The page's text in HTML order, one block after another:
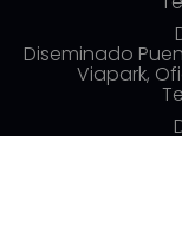
Diseminado
Viapark,